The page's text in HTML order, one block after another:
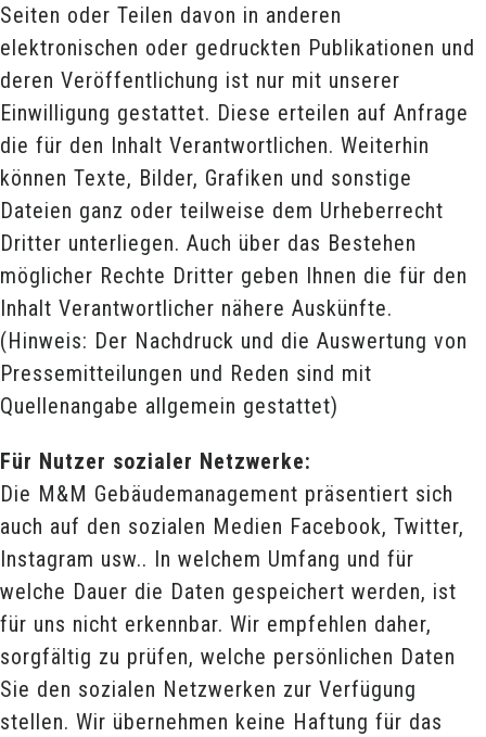
Seiten oder Teilen davon in anderen
elektronischen oder gedruckten Publikationen und
deren Veröffentlichung ist nur mit unserer
Einwilligung gestattet. Diese erteilen auf Anfrage
die für den Inhalt Verantwortlichen. Weiterhin
können Texte, Bilder, Grafiken und sonstige
Dateien ganz oder teilweise dem Urheberrecht
Dritter unterliegen. Auch über das Bestehen
möglicher Rechte Dritter geben Ihnen die für den
Inhalt Verantwortlicher nähere Auskünfte.
(Hinweis: Der Nachdruck und die Auswertung von
Pressemitteilungen und Reden sind mit
Quellenangabe allgemein gestattet)
Für Nutzer sozialer Netzwerke:
Die M&M Gebäudemanagement präsentiert sich
auch auf den sozialen Medien Facebook, Twitter,
Instagram usw.. In welchem Umfang und für
welche Dauer die Daten gespeichert werden, ist
für uns nicht erkennbar. Wir empfehlen daher,
sorgfältig zu prüfen, welche persönlichen Daten
Sie den sozialen Netzwerken zur Verfügung
stellen. Wir übernehmen keine Haftung für das